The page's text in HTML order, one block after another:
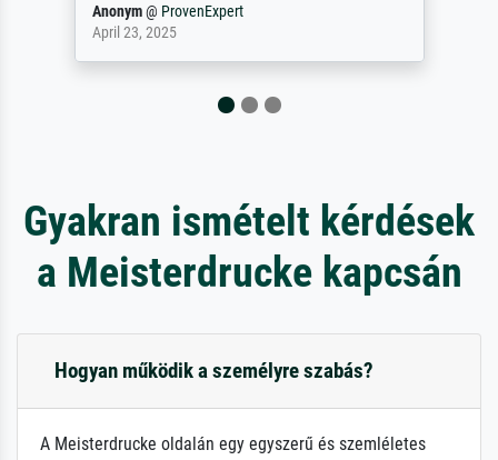
philip@ProvenExpert
September 23, 2025
Gyakran ismételt kérdések
a Meisterdrucke kapcsán
Hogyan működik a személyre szabás?
A Meisterdrucke oldalán egy egyszerű és szemléletes